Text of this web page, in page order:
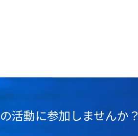
活動に参加しませんか？